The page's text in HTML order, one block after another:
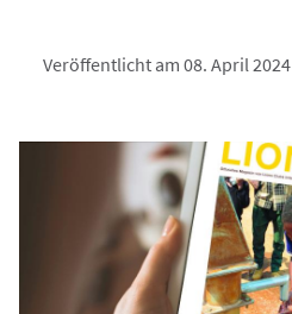
Veröffentlicht am 08. April 2024